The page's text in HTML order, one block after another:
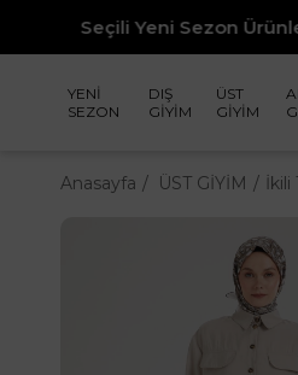
Sezon Ürünlerde %50'ye
YENİ
SEZON
DIŞ
GİYİM
ÜST
GİYİM
Anasayfa ÜST GİYİM İkili